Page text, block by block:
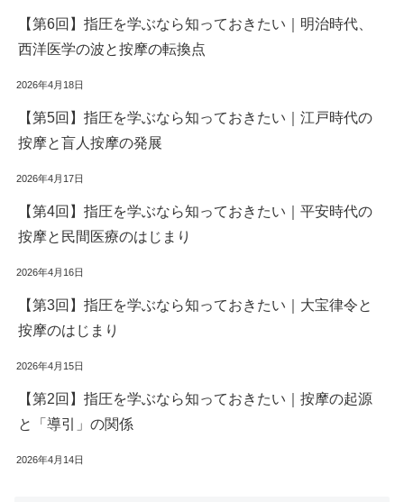
【第6回】指圧を学ぶなら知っておきたい｜明治時代、
西洋医学の波と按摩の転換点
2026年4月18日
【第5回】指圧を学ぶなら知っておきたい｜江戸時代の
按摩と盲人按摩の発展
2026年4月17日
【第4回】指圧を学ぶなら知っておきたい｜平安時代の
按摩と民間医療のはじまり
2026年4月16日
【第3回】指圧を学ぶなら知っておきたい｜大宝律令と
按摩のはじまり
2026年4月15日
【第2回】指圧を学ぶなら知っておきたい｜按摩の起源
と「導引」の関係
2026年4月14日